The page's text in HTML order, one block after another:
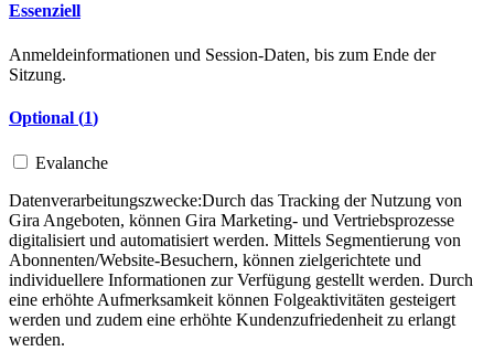
Essenziell
Anmeldeinformationen und Session-Daten, bis zum Ende der
Sitzung.
Optional (1)
Evalanche
Datenverarbeitungszwecke:Durch das Tracking der Nutzung von
Gira Angeboten, können Gira Marketing- und Vertriebsprozesse
digitalisiert und automatisiert werden. Mittels Segmentierung von
Abonnenten/Website-Besuchern, können zielgerichtete und
individuellere Informationen zur Verfügung gestellt werden. Durch
eine erhöhte Aufmerksamkeit können Folgeaktivitäten gesteigert
werden und zudem eine erhöhte Kundenzufriedenheit zu erlangt
werden.